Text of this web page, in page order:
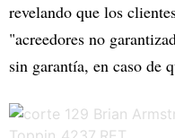
revelando que los
"acreedores no
sin garantía, en caso de